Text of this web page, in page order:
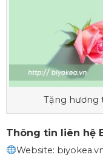
Tặng hương
Thông tin liên hệ
Website: